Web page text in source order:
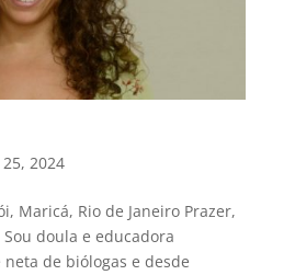
2024
Maricá, Rio de Janeiro Prazer,
doula e educadora
de biólogas e desde